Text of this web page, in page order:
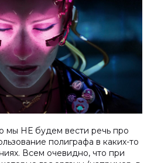
мы НЕ будем вести речь про
полиграфа в каких-то
Всем очевидно, что при